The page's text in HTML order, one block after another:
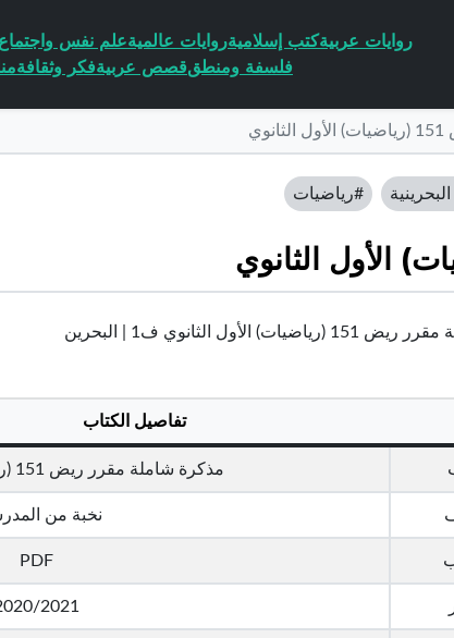
روايات عربيةكتب إسلاميةروايات عالميةعلم نفس
فلسفة ومنطققصص عربيةفكر وثقافة
#رياضيات
الثانوي ف1 | البحرين
تفاصيل الكتاب
مذكرة شاملة مقرر ريض 151 (رياضيات) الأول الثانوي
نخبة من
PDF
2021